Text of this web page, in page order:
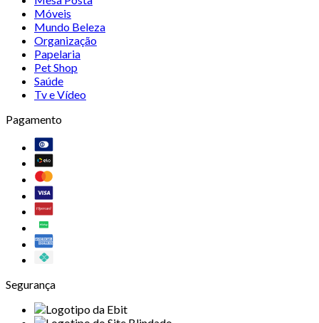
Móveis
Mundo Beleza
Organização
Papelaria
Pet Shop
Saúde
Tv e Vídeo
Pagamento
Segurança